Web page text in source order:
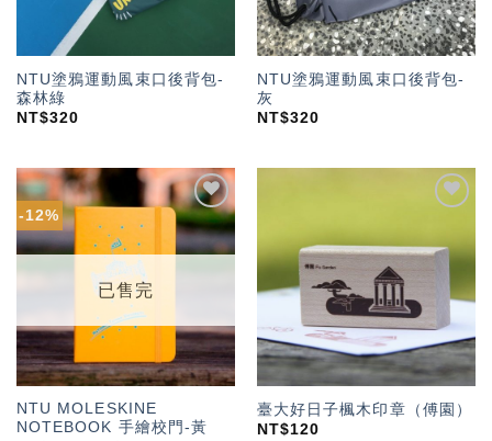
NTU塗鴉運動風束口後背包-
森林綠
NT$320
NTU塗鴉運動風束口後背包-
灰
NT$320
-12%
加入
「願
望輕
已售完
NTU MOLESKINE
NOTEBOOK 手繪校門-黃
望輕
臺大好日子楓木印章（傅園）
NT$120